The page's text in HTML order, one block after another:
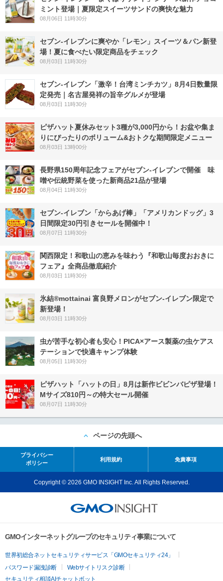
ミント登場｜夏限定スイーツサンドの爽快な魅力
08月06日 11時30分
セブン‐イレブンに爽やか「レモン」スイーツ＆パン新登
場！夏に食べたい限定商品をチェック
08月03日 11時30分
セブン-イレブン「激辛！台湾ミンチカツ」8月4日数量限
定発売｜名古屋発祥の旨辛グルメが登場
08月03日 11時30分
ピザハット夏休みセット3種が3,000円から！お盆や集ま
りにぴったりのボリューム&おトクな期間限定メニュー
08月03日 13時00分
長野県150周年記念フェアがセブン-イレブンで開催 味
噌や伝統野菜を使った新商品21品が登場
08月04日 11時30分
セブン‐イレブン「からあげ棒」「アメリカンドッグ」3
日間限定30円引きセールを開催中！
08月07日 11時30分
関西限定！和歌山の恵みを味わう『和歌山毎度おおきに
フェア』全商品徹底紹介
08月03日 11時30分
氷結®mottainai 富良野メロンがセブン‐イレブン限定で
新登場！
08月03日 11時30分
虫が苦手な初心者も安心！PICA×アース製薬の虫ケアス
テーションで快適キャンプ体験
08月05日 11時30分
ピザハット「ハットの日」8月は新作ビビンバピザ登場！
Mサイズ810円～の特大セール開催
08月07日 11時30分
ページの先頭へ
プライバシー
ポリシー
利用規約 免責事項
Copyright © 2026 GMO INSIGHT Inc. All Rights Reserved.
GMOインターネットグループのセキュリティ事業について
世界初総合ネットセキュリティサービス「GMOセキュリティ24」
パスワード漏洩診断
Webサイトリスク診断
セキュリティ相談AIチャットボット